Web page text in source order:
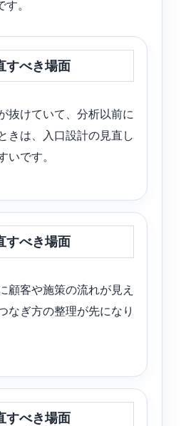
。
すべき場面
抜けていて、分析以前に
きは、入口設計の見直し
いです。
すべき場面
顧客や施策の流れが見え
なぎ方の整理が先になり
すべき場面